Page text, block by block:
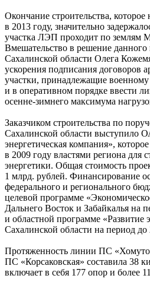
Окончание строительства, которое
в 2013 году, значительно
участка ЛЭП проходит по землям
Вмешательство в решение данного
Сахалинской области Олега
ускорения подписания договоров
участки, принадлежащие военному
и в оперативном порядке ввести
осенне-зимнего максимума
Заказчиком строительства по
Сахалинской области выступило
энергетическая компания»,
в 2009 году властями региона для
энергетики. Общая стоимость
1 млрд. рублей. Финансирование
федерального и регионального
целевой программе
Дальнего Восток и Забайкалья на
и областной программе «Развитие
Сахалинской области на период до
Протяженность линии ПС
ПС «Корсаковская» составила 38
включает в себя 177 опор и более